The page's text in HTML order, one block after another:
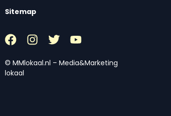
Sitemap
© MMlokaal.nl – Media&Marketing
lokaal